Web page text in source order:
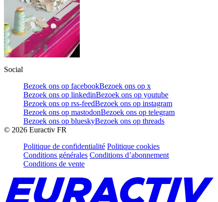
Social
Bezoek ons op facebookBezoek ons op x
Bezoek ons op linkedinBezoek ons op youtube
Bezoek ons op rss-feedBezoek ons op instagram
Bezoek ons op mastodonBezoek ons op telegram
Bezoek ons op blueskyBezoek ons op threads
© 2026 Euractiv FR
Politique de confidentialité Politique cookies
Conditions générales Conditions d’abonnement
Conditions de vente